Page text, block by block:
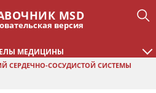
MSD
версия
МЕДИЦИНЫ
СЕРДЕЧНО-СОСУДИСТОЙ СИСТЕМЫ